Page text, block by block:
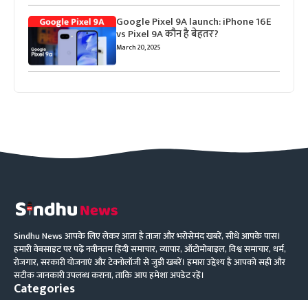
Google Pixel 9A launch: iPhone 16E
vs Pixel 9A कौन है बेहतर?
March 20, 2025
Sindhu News आपके लिए लेकर आता है ताज़ा और भरोसेमंद खबरें, सीधे आपके पास।
हमारी वेबसाइट पर पढ़ें नवीनतम हिंदी समाचार, व्यापार, ऑटोमोबाइल, विश्व समाचार, धर्म,
रोजगार, सरकारी योजनाएं और टेक्नोलॉजी से जुड़ी खबरें। हमारा उद्देश्य है आपको सही और
सटीक जानकारी उपलब्ध कराना, ताकि आप हमेशा अपडेट रहें।
Categories